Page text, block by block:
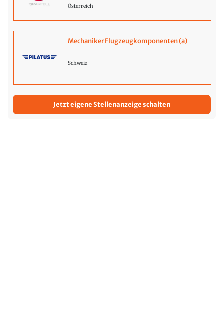
Österreich
Mechaniker Flugzeugkomponenten (a)
Schweiz
Jetzt eigene Stellenanzeige schalten